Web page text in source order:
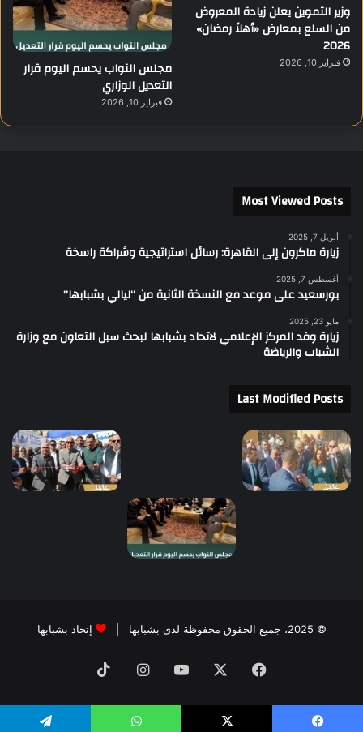
وزير التموين يعلن زيادة المعروض
من السلع بمعارض «أهلاً رمضان»
2026
فبراير 10, 2026
مجلس النواب يحسم اليوم قرار
التعديل الوزاري
فبراير 10, 2026
Most Viewed Posts
أبريل 7, 2025
زيارة ماكرون إلى القاهرة: رسائل استراتيجية وشراكة راسخة
أغسطس 7, 2025
بورسعيد على موعد مع النسخة الثانية من “ليالي بشبابها”
مايو 23, 2025
زيارة وفد المركز الإعلامي لاتحاد بشبابها لبحث سبل التعاون مع وزارة
الشباب والرياضة
Last Modified Posts
© 2025، جميع الحقوق محفوظة لدى بشبابها | إتحاد بشبابها
فيسبوك ‫YouTubeانستقرام